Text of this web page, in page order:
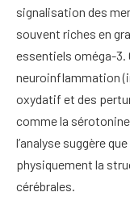
signalisation des
souvent riches en
essentiels oméga-3.
neuroinflammation
oxydatif et des
comme la
l’analyse suggère
physiquement la
cérébrales.